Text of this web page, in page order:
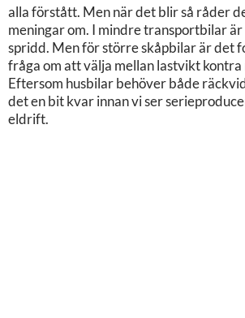
alla förstått. Men när det blir så råder
meningar om. I mindre transportbilar
spridd. Men för större skåpbilar är det
fråga om att välja mellan lastvikt
Eftersom husbilar behöver både
det en bit kvar innan vi ser
eldrift.